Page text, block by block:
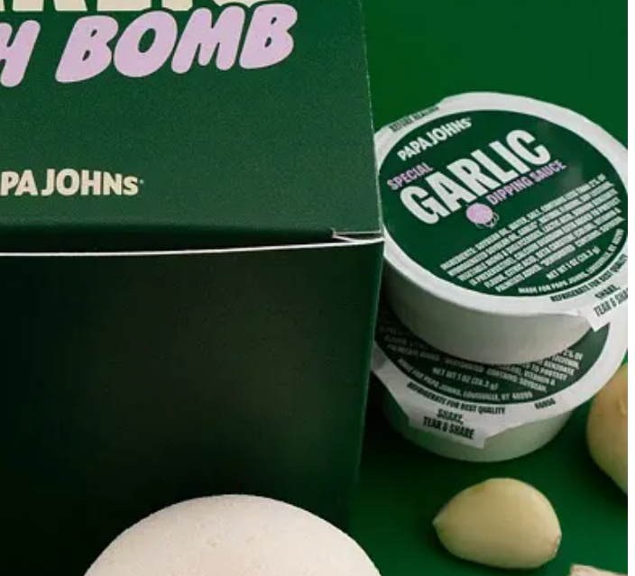
. Creada por Caroline Spiegel, hermana del CEO de Snapchat, la app permite a los usuarios compartir
financiación y ya tiene cientos de miles de suscriptores, de los cuales el 77 por ciento son mujeres. Tal es
de Grey, graben historias con su voz. La fundadora afirma que, si eres una celebridad, es inevitable que
«así que, mejor hacerlo bien y a tu manera». No le falta razón. El dilema es el siguiente: ¿es mejor que otros